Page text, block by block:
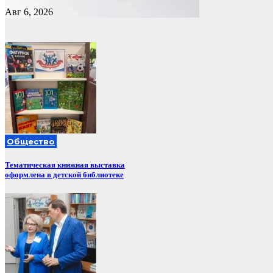
Авг 6, 2026
Общество
Тематическая книжная выставка
оформлена в детской библиотеке